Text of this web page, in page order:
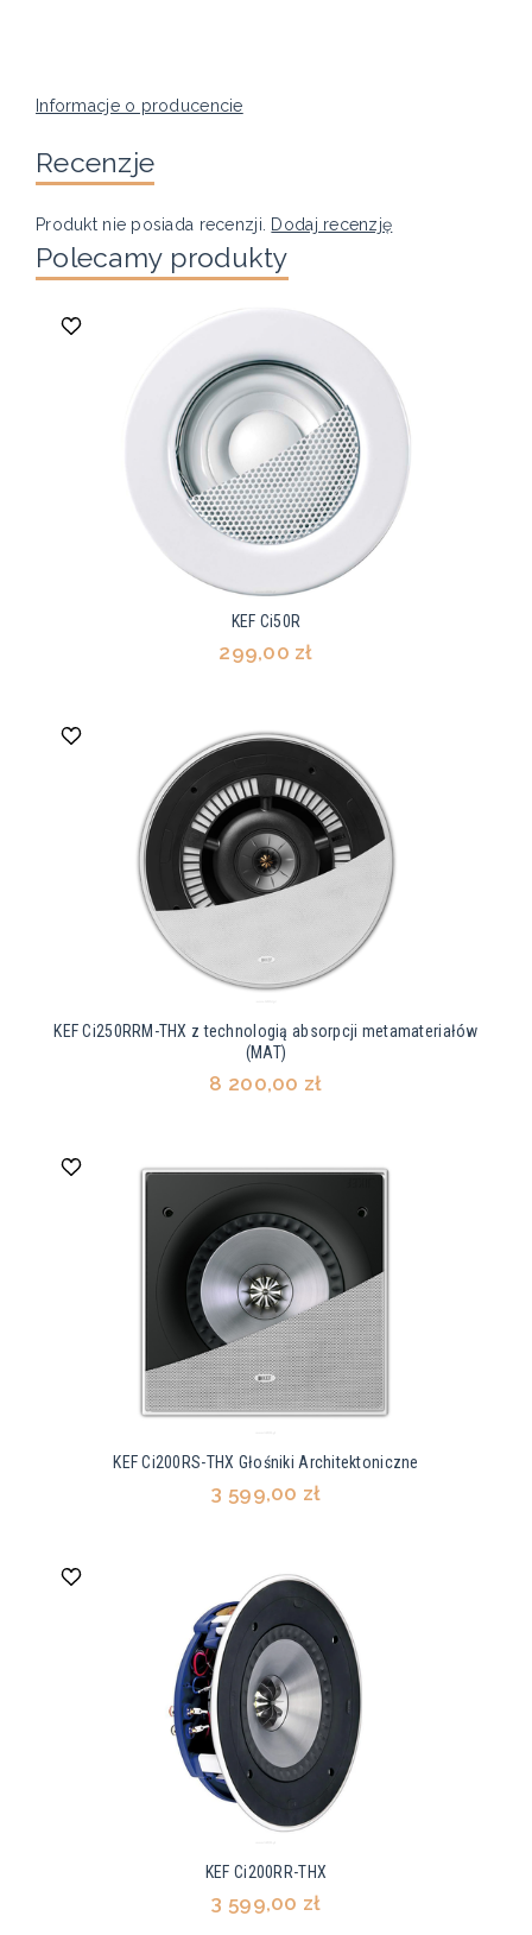
Informacje o producencie
Recenzje
Produkt nie posiada recenzji. Dodaj recenzję
Polecamy produkty
KEF Ci50R
299,00 zł
KEF Ci250RRM-THX z technologią absorpcji metamateriałów
(MAT)
8 200,00 zł
KEF Ci200RS-THX Głośniki Architektoniczne
3 599,00 zł
KEF Ci200RR-THX
3 599,00 zł